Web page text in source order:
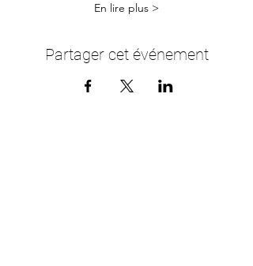
En lire plus >
Partager cet événement